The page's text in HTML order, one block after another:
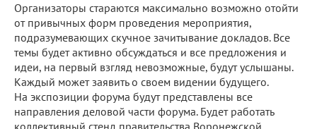
Организаторы стараются максимально возможно отойти
от привычных форм проведения мероприятия,
подразумевающих скучное зачитывание докладов. Все
темы будeт активно обсуждаться и все предложения и
идеи, на первый взгляд невозможные, будут услышаны.
Каждый может заявить о своем видении будущего.
На экспозиции форума будут представлены все
направления деловой части форума. Будeт работать
коллективный стенд правительства Воронежской